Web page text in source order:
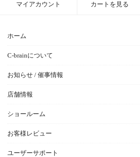
ホーム
C-brainについて
お知らせ / 催事情報
店舗情報
ショールーム
お客様レビュー
ユーザーサポート
マイアカウント カートを見る